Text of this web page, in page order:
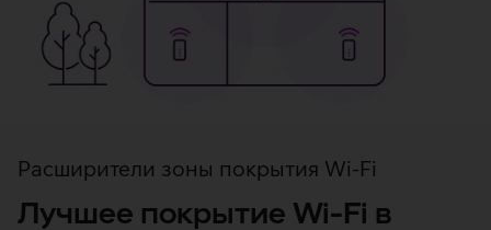
Расширители зоны покрытия Wi-Fi
Лучшее покрытие Wi-Fi в